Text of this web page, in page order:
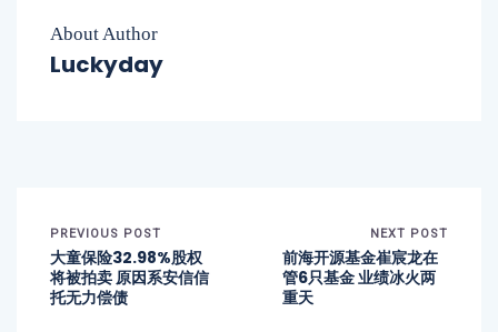
About Author
Luckyday
PREVIOUS POST
大童保险32.98%股权
将被拍卖 原因系安信信
托无力偿债
NEXT POST
前海开源基金崔宸龙在
管6只基金 业绩冰火两
重天